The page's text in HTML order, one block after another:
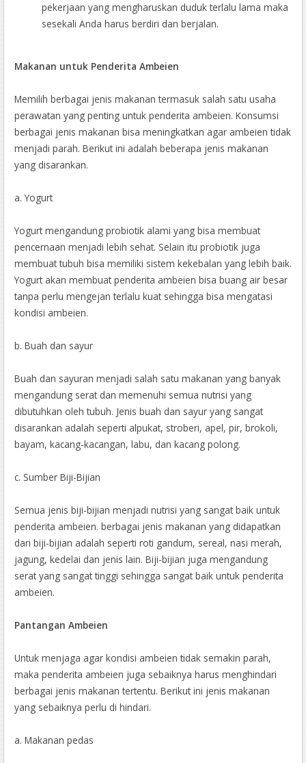
pekerjaan yang mengharuskan duduk terlalu lama maka
sesekali Anda harus berdiri dan berjalan.
Makanan untuk Penderita Ambeien
Memilih berbagai jenis makanan termasuk salah satu usaha
perawatan yang penting untuk penderita ambeien. Konsumsi
berbagai jenis makanan bisa meningkatkan agar ambeien tidak
menjadi parah. Berikut ini adalah beberapa jenis makanan
yang disarankan.
a. Yogurt
Yogurt mengandung probiotik alami yang bisa membuat
pencernaan menjadi lebih sehat. Selain itu probiotik juga
membuat tubuh bisa memiliki sistem kekebalan yang lebih baik.
Yogurt akan membuat penderita ambeien bisa buang air besar
tanpa perlu mengejan terlalu kuat sehingga bisa mengatasi
kondisi ambeien.
b. Buah dan sayur
Buah dan sayuran menjadi salah satu makanan yang banyak
mengandung serat dan memenuhi semua nutrisi yang
dibutuhkan oleh tubuh. Jenis buah dan sayur yang sangat
disarankan adalah seperti alpukat, stroberi, apel, pir, brokoli,
bayam, kacang-kacangan, labu, dan kacang polong.
c. Sumber Biji-Bijian
Semua jenis biji-bijian menjadi nutrisi yang sangat baik untuk
penderita ambeien. berbagai jenis makanan yang didapatkan
dari biji-bijian adalah seperti roti gandum, sereal, nasi merah,
jagung, kedelai dan jenis lain. Biji-bijian juga mengandung
serat yang sangat tinggi sehingga sangat baik untuk penderita
ambeien.
Pantangan Ambeien
Untuk menjaga agar kondisi ambeien tidak semakin parah,
maka penderita ambeien juga sebaiknya harus menghindari
berbagai jenis makanan tertentu. Berikut ini jenis makanan
yang sebaiknya perlu di hindari.
a. Makanan pedas